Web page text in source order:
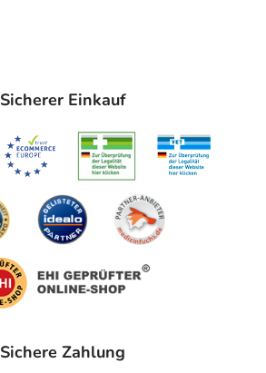
Sicherer Einkauf
Sichere Zahlung